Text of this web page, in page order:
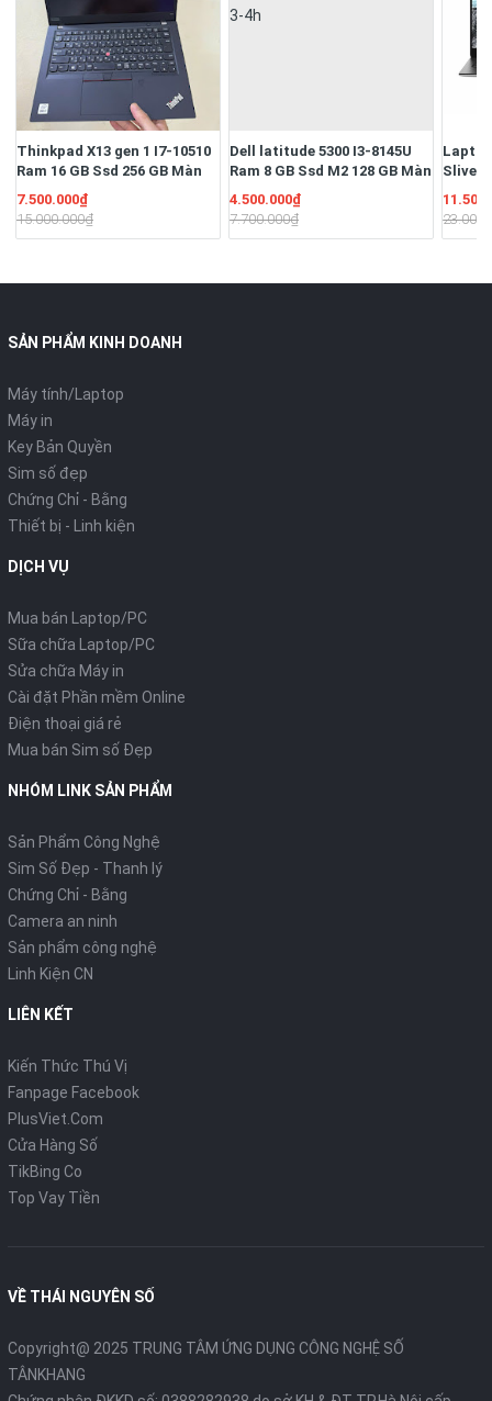
Thinkpad X13 gen 1 I7-10510
Ram 16 GB Ssd 256 GB Màn
13.3" Full HD Ngoại hình đẹp
Pin 3-4h
7.500.000₫
15.000.000₫
Dell latitude 5300 I3-8145U
Ram 8 GB Ssd M2 128 GB Màn
hình 13”3 Full HD Pin 3-4h
4.500.000₫
7.700.000₫
Laptop
Sliver/
13.3"
51W/
SẢN PHẨM KINH DOANH
Máy tính/Laptop
Máy in
Key Bản Quyền
Sim số đẹp
Chứng Chỉ - Bằng
Thiết bị - Linh kiện
DỊCH VỤ
Mua bán Laptop/PC
Sữa chữa Laptop/PC
Sửa chữa Máy in
Cài đặt Phần mềm Online
Điện thoại giá rẻ
Mua bán Sim số Đẹp
NHÓM LINK SẢN PHẨM
Sản Phẩm Công Nghệ
Sim Số Đẹp - Thanh lý
Chứng Chỉ - Bằng
Camera an ninh
Sản phẩm công nghệ
Linh Kiện CN
LIÊN KẾT
Kiến Thức Thú Vị
Fanpage Facebook
PlusViet.Com
Cửa Hàng Số
TikBing Co
Top Vay Tiền
VỀ THÁI NGUYÊN SỐ
Copyright@ 2025 TRUNG TÂM ỨNG DỤNG CÔNG NGHỆ SỐ
TÂNKHANG